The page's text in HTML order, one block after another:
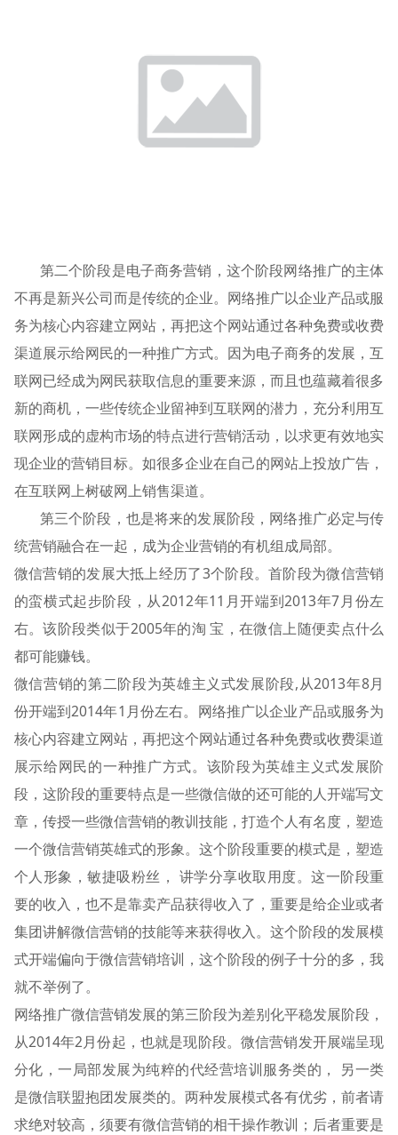
第二个阶段是电子商务营销，这个阶段网络推广的主体
不再是新兴公司而是传统的企业。网络推广以企业产品或服
务为核心内容建立网站，再把这个网站通过各种免费或收费
渠道展示给网民的一种推广方式。因为电子商务的发展，互
联网已经成为网民获取信息的重要来源，而且也蕴藏着很多
新的商机，一些传统企业留神到互联网的潜力，充分利用互
联网形成的虚构市场的特点进行营销活动，以求更有效地实
现企业的营销目标。如很多企业在自己的网站上投放广告，
在互联网上树破网上销售渠道。
第三个阶段，也是将来的发展阶段，网络推广必定与传
统营销融合在一起，成为企业营销的有机组成局部。
微信营销的发展大抵上经历了3个阶段。首阶段为微信营销
的蛮横式起步阶段，从2012年11月开端到2013年7月份左
右。该阶段类似于2005年的淘 宝，在微信上随便卖点什么
都可能赚钱。
微信营销的第二阶段为英雄主义式发展阶段,从2013年8月
份开端到2014年1月份左右。网络推广以企业产品或服务为
核心内容建立网站，再把这个网站通过各种免费或收费渠道
展示给网民的一种推广方式。该阶段为英雄主义式发展阶
段，这阶段的重要特点是一些微信做的还可能的人开端写文
章，传授一些微信营销的教训技能，打造个人有名度，塑造
一个微信营销英雄式的形象。这个阶段重要的模式是，塑造
个人形象，敏捷吸粉丝， 讲学分享收取用度。这一阶段重
要的收入，也不是靠卖产品获得收入了，重要是给企业或者
集团讲解微信营销的技能等来获得收入。这个阶段的发展模
式开端偏向于微信营销培训，这个阶段的例子十分的多，我
就不举例了。
网络推广微信营销发展的第三阶段为差别化平稳发展阶段，
从2014年2月份起，也就是现阶段。微信营销发开展端呈现
分化，一局部发展为纯粹的代经营培训服务类的， 另一类
是微信联盟抱团发展类的。两种发展模式各有优劣，前者请
求绝对较高，须要有微信营销的相干操作教训；后者重要是